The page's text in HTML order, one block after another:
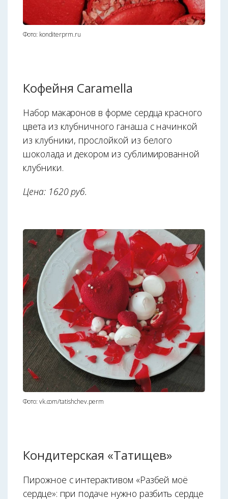
Фото: konditerprm.ru
Кофейня Caramella
Набор макаронов в форме сердца красного
цвета из клубничного ганаша с начинкой
из клубники, прослойкой из белого
шоколада и декором из сублимированной
клубники.
Цена: 1620 руб.
Фото: vk.com/tatishchev.perm
Кондитерская «Татищев»
Пирожное с интерактивом «Разбей моё
сердце»: при подаче нужно разбить сердце